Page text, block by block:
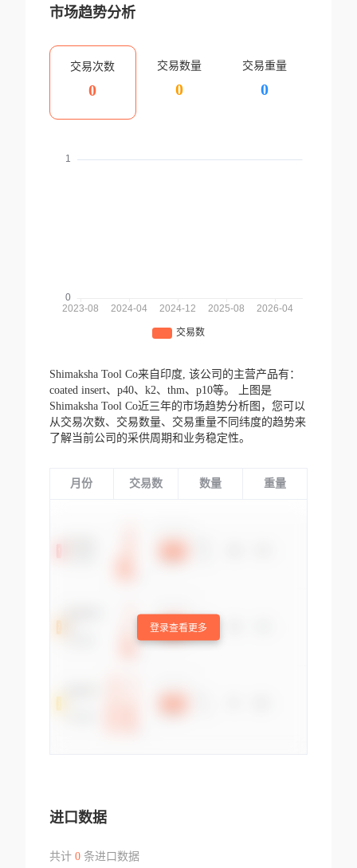
市场趋势分析
交易次数
0
交易数量
0
交易重量
0
Shimaksha Tool Co来自印度, 该公司的主营产品有：
coated insert、p40、k2、thm、p10等。
上图是
Shimaksha Tool Co近三年的市场趋势分析图，您可以
从交易次数、交易数量、交易重量不同纬度的趋势来
了解当前公司的采供周期和业务稳定性。
月份 交易数 数量 重量
登录查看更多
进口数据
共计 0条进口数据